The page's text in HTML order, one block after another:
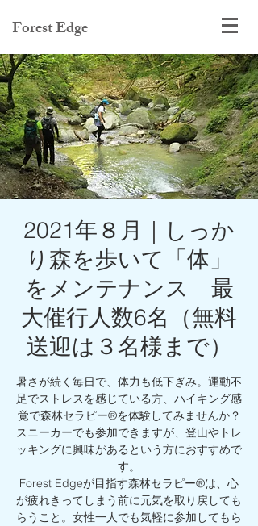
Forest Edge
2021年８月｜しっか
り森を歩いて「体」
をメンテナンス 最
大催行人数6名（無料
送迎は３名様まで）
暑さが続く毎日で、体力も低下ぎみ。運動不
足でストレスを感じている方、ハイキング感
覚で森林セラピー®︎を体験してみませんか？
スニーカーでも参加できますが、登山やトレ
ッキングに興味があるという方におすすめで
す。
Forest Edgeが目指す森林セラピー®︎は、心
が疲れきってしまう前に元気を取り戻しても
らうこと。女性一人でも気軽に参加してもら